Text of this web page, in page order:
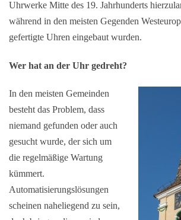
Uhrwerke Mitte des 19. Jahrhunderts
während in den meisten Gegenden
gefertigte Uhren eingebaut wurden.
Wer hat an der Uhr gedreht?
In den meisten Gemeinden
besteht das Problem, dass
niemand gefunden oder auch
gesucht wurde, der sich um
die regelmäßige Wartung
kümmert.
Automatisierungslösungen
scheinen naheliegend zu sein,